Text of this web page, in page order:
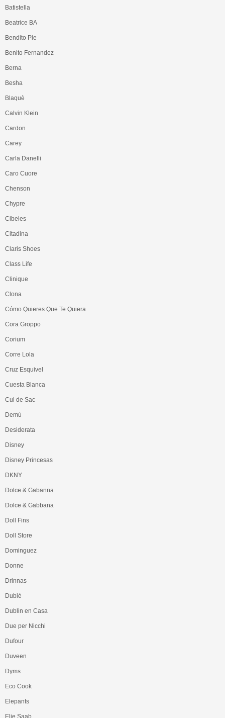
Batistella
Beatrice BA
Bendito Pie
Benito Fernandez
Berna
Besha
Blaquè
Calvin Klein
Cardon
Carey
Carla Danelli
Caro Cuore
Chenson
Chypre
Cibeles
Citadina
Claris Shoes
Class Life
Clinique
Clona
Cómo Quieres Que Te Quiera
Cora Groppo
Corium
Corre Lola
Cruz Esquivel
Cuesta Blanca
Cul de Sac
Demú
Desiderata
Disney
Disney Princesas
DKNY
Dolce & Gabanna
Dolce & Gabbana
Doll Fins
Doll Store
Dominguez
Donne
Drinnas
Dubié
Dublin en Casa
Due per Nicchi
Dufour
Duveen
Dyms
Eco Cook
Elepants
Elie Saab